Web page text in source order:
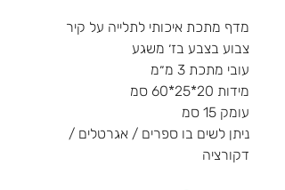
מדף מתכת איכותי לתלייה על קיר
צבוע בצבע בז׳ משגע
עובי מתכת 3 מ״מ
מידות 20*25*60 סמ
עומק 15 סמ
ניתן לשים בו ספרים / אגרטלים /
דקורציה